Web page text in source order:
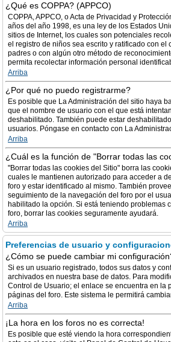
¿Qué es COPPA? (APPCO)
COPPA, APPCO, o Acta de Privacidad y
años del año 1998, es una ley de los Estados
sitios de Internet, los cuales son potenciales
el registro de niños sea escrito y ratificado con el
padres o con algún otro método de
permita recolectar información personal
Arriba
¿Por qué no puedo registrarme?
Es posible que La Administración del sitio haya
que el nombre de usuario con el que está
deshabilitado. También puede estar
usuarios. Póngase en contacto con La
Arriba
¿Cuál es la función de "Borrar todas las
"Borrar todas las cookies del Sitio" borra las
cuales le mantienen autorizado para acceder a
foro y estar identificado al mismo. También
seguimiento de la navegación del foro por el
habilitado la opción. Si está teniendo problemas
foro, borrar las cookies seguramente ayudará.
Arriba
Preferencias de usuario y
¿Cómo se puede cambiar mi
Si es un usuario registrado, todos sus datos y
archivados en nuestra base de datos. Para
Control de Usuario; el enlace se encuentra en la
páginas del foro. Este sistema le permitirá
Arriba
¡La hora en los foros no es correcta!
Es posible que esté viendo la hora